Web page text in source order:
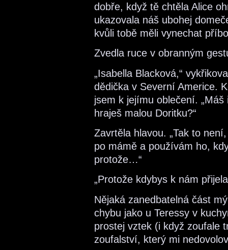
dobře, když tě chtěla Alice
ukazovala náš ubohej
kvůli tobě měli vynechat
Zvedla ruce v obranným
„Isabella Blacková,“
dědička v Severní Americe.
jsem k jejímu oblečení.
hraješ malou Doritku?“
Zavrtěla hlavou. „Tak to
po mámě a používám ho,
protože…“
„Protože kdybys k nám
Nějaká zanedbatelná část
chybu jako u Teressy v
prostej vztek (i když zoufale
zoufalství, který mi